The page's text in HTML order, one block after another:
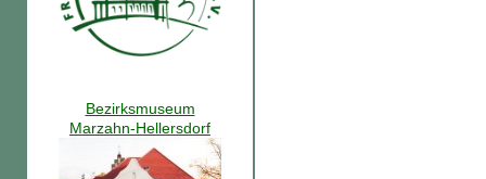
Bezirksmuseum
Marzahn-Hellersdorf